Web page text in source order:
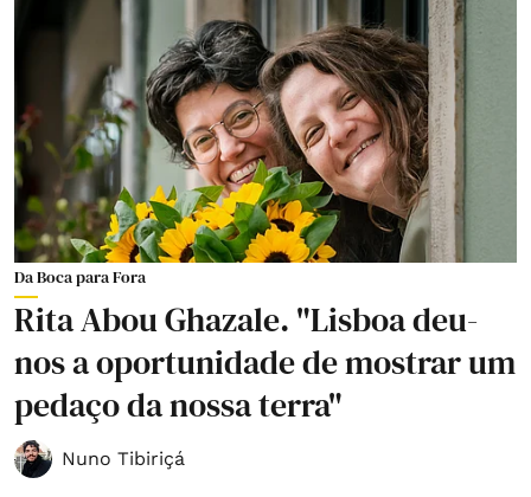
Da Boca para Fora
Rita Abou Ghazale. "Lisboa deu-
nos a oportunidade de mostrar um
pedaço da nossa terra"
Nuno Tibiriçá